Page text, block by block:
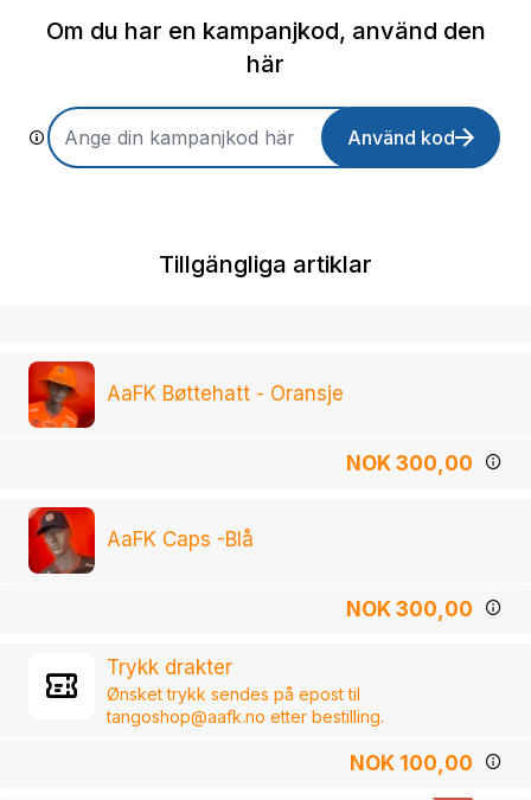
Om du har en kampanjkod, använd den
här
Använd kod
Tillgängliga artiklar
AaFK Bøttehatt - Oransje
NOK 300,00
AaFK Caps -Blå
NOK 300,00
Trykk drakter
Ønsket trykk sendes på epost til
tangoshop@aafk.no etter bestilling.
NOK 100,00